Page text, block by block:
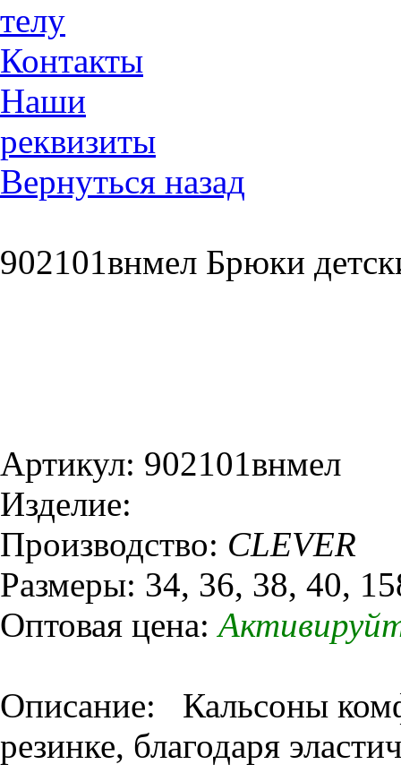
телу
Контакты
Наши
реквизиты
Вернуться назад
902101внмел Брюки
Артикул: 902101внмел
Изделие:
Производство: CLEVER
Размеры: 34, 36, 38, 40,
Оптовая цена:
Описание: Кальсоны
резинке, благодаря